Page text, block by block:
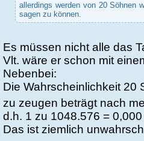
allerdings werden von 20 Söhnen
sagen zu können.
Es müssen nicht alle das
Vlt. wäre er schon mit
Nebenbei:
Die Wahrscheinlichkeit 20
zu zeugen beträgt nach
d.h. 1 zu 1048.576 =
Das ist ziemlich